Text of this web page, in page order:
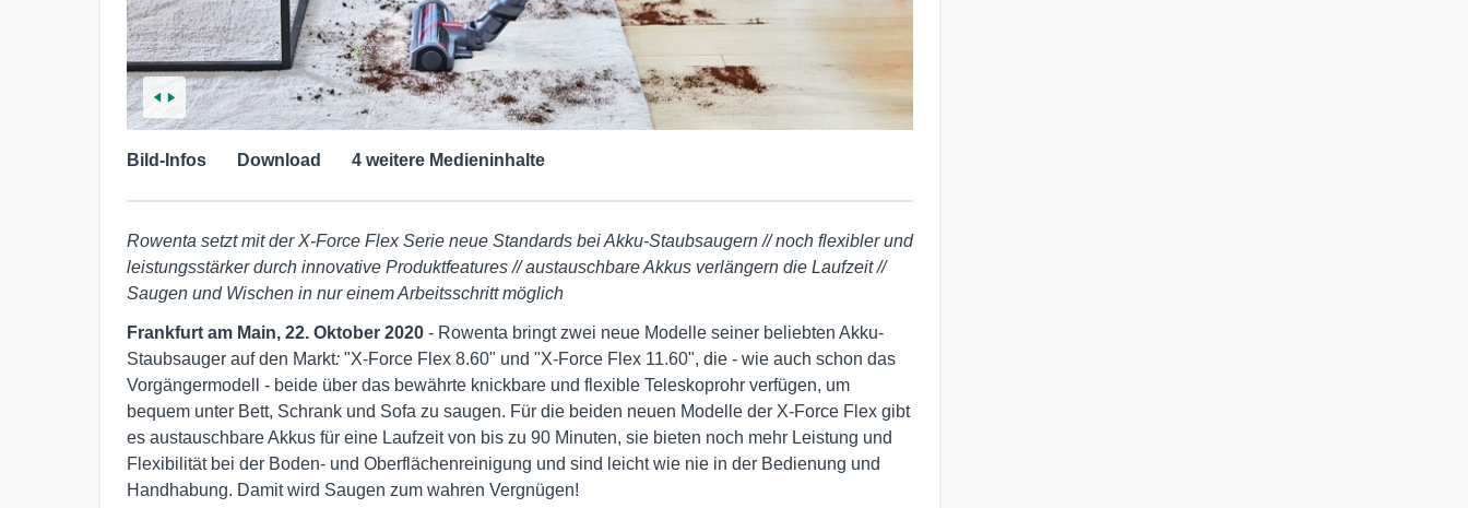
Bild-Infos Download 4 weitere Medieninhalte
Rowenta setzt mit der X-Force Flex Serie neue Standards bei Akku-Staubsaugern // noch flexibler und
leistungsstärker durch innovative Produktfeatures // austauschbare Akkus verlängern die Laufzeit //
Saugen und Wischen in nur einem Arbeitsschritt möglich
Frankfurt am Main, 22. Oktober 2020 - Rowenta bringt zwei neue Modelle seiner beliebten Akku-
Staubsauger auf den Markt: "X-Force Flex 8.60" und "X-Force Flex 11.60", die - wie auch schon das
Vorgängermodell - beide über das bewährte knickbare und flexible Teleskoprohr verfügen, um
bequem unter Bett, Schrank und Sofa zu saugen. Für die beiden neuen Modelle der X-Force Flex gibt
es austauschbare Akkus für eine Laufzeit von bis zu 90 Minuten, sie bieten noch mehr Leistung und
Flexibilität bei der Boden- und Oberflächenreinigung und sind leicht wie nie in der Bedienung und
Handhabung. Damit wird Saugen zum wahren Vergnügen!